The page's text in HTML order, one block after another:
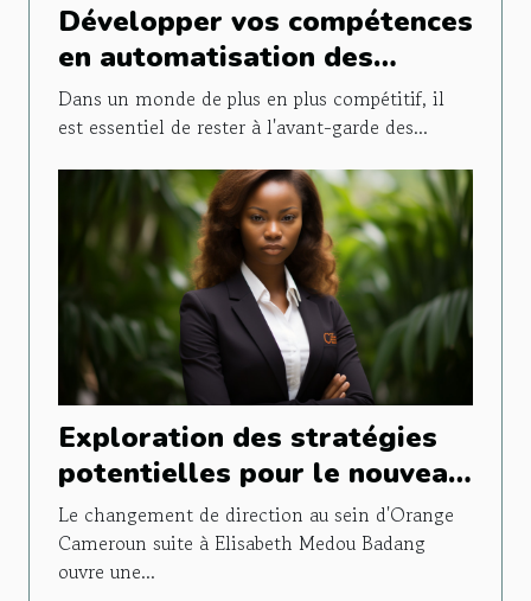
Développer vos compétences
en automatisation des
processus avec Formation
Make
Dans un monde de plus en plus compétitif, il
est essentiel de rester à l'avant-garde des...
Exploration des stratégies
potentielles pour le nouveau
directeur général d'Orange
Cameroun suite à Elisabeth
Medou Badang
Le changement de direction au sein d'Orange
Cameroun suite à Elisabeth Medou Badang
ouvre une...